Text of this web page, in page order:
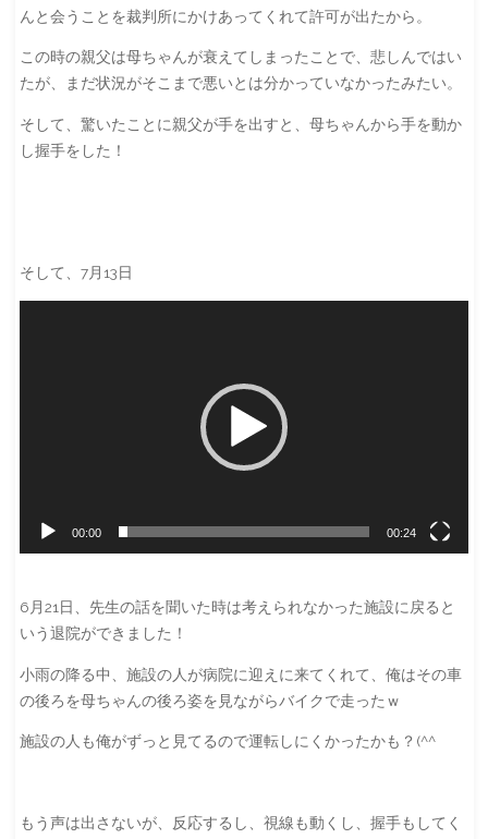
んと会うことを裁判所にかけあってくれて許可が出たから。
この時の親父は母ちゃんが衰えてしまったことで、悲しんではい
たが、まだ状況がそこまで悪いとは分かっていなかったみたい。
そして、驚いたことに親父が手を出すと、母ちゃんから手を動か
し握手をした！
そして、7月13日
00:00 00:24
6月21日、先生の話を聞いた時は考えられなかった施設に戻ると
いう退院ができました！
小雨の降る中、施設の人が病院に迎えに来てくれて、俺はその車
の後ろを母ちゃんの後ろ姿を見ながらバイクで走ったｗ
施設の人も俺がずっと見てるので運転しにくかったかも？(^^ゞ
もう声は出さないが、反応するし、視線も動くし、握手もしてく